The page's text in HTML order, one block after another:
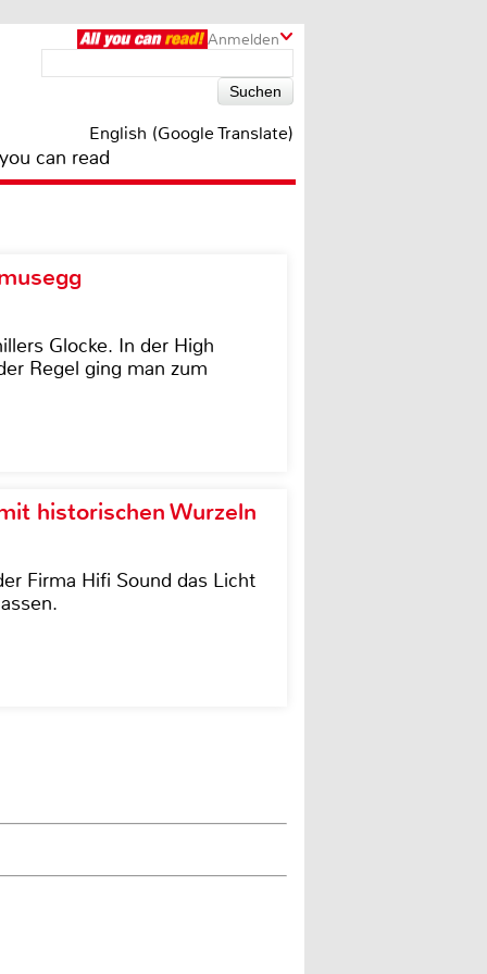
Anmelden
English (Google Translate)
can read
Glocke. In der High
Regel ging man zum
historischen Wurzeln
Firma Hifi Sound das Licht